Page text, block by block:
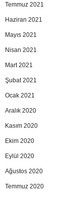
Temmuz 2021
Haziran 2021
Mayıs 2021
Nisan 2021
Mart 2021
Şubat 2021
Ocak 2021
Aralık 2020
Kasım 2020
Ekim 2020
Eylül 2020
Ağustos 2020
Temmuz 2020